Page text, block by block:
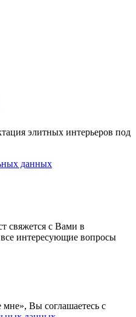
элитных интерьеров под
данных
свяжется с Вами в
интересующие вопросы
Вы соглашаетесь с